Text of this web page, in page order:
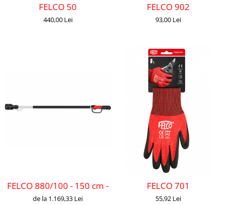
FELCO 50
440,00 Lei
FELCO 902
93,00 Lei
FELCO 880/100 - 150 cm - Extensie
de la 1.169,33 Lei
FELCO 701
55,92 Lei